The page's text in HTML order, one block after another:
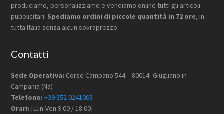
produciamo, personalizziamo e vendiamo online tutti gli articoli
pubblicitari. Spediamo ordini di piccole quantità in 72 ore, in
tutta Italia senza alcun sovraprezzo.
Contatti
Sede Operativa: Corso Campano 544 – 80014- Giugliano in
Campania (Na)
Telefono: +39 352 0241003
Orari: [Lun-Ven 9:00 / 18:00]